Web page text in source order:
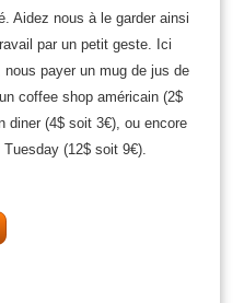
Aidez nous à le garder ainsi
par un petit geste. Ici
payer un mug de jus de
coffee shop américain (2$
diner (4$ soit 3€), ou encore
(12$ soit 9€).